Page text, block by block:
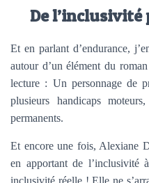
De l’inclusivité
Et en parlant d’endurance,
autour d’un élément du
lecture : Un personnage de
plusieurs handicaps
permanents.
Et encore une fois, Alexiane
en apportant de
inclusivité réelle ! Elle ne